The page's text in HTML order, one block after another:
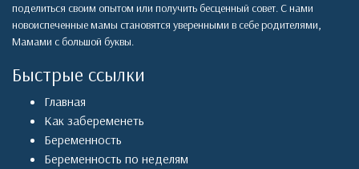
поделиться своим опытом или получить бесценный совет. С нами
новоиспеченные мамы становятся уверенными в себе родителями,
Мамами с большой буквы.
Быстрые ссылки
Главная
Как забеременеть
Беременность
Беременность по неделям